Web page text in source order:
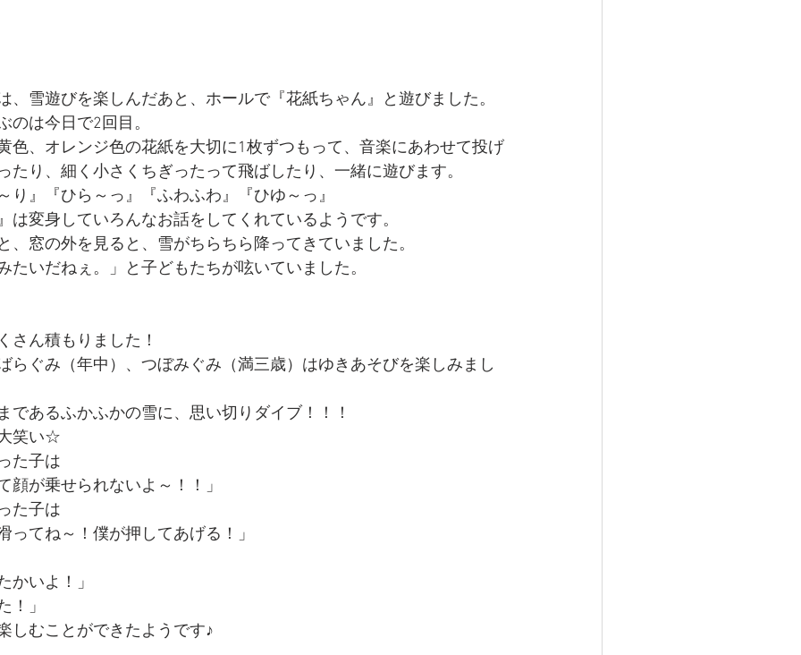
、雪遊びを楽しんだあと、ホールで『花紙ちゃん』と遊びました。
のは今日で2回目。
色、オレンジ色の花紙を大切に1枚ずつもって、音楽にあわせて投げ
たり、細く小さくちぎったって飛ばしたり、一緒に遊びます。
り』『ひら～っ』『ふわふわ』『ひゆ～っ』
は変身していろんなお話をしてくれているようです。
、窓の外を見ると、雪がちらちら降ってきていました。
たいだねぇ。」と子どもたちが呟いていました。
さん積もりました！
らぐみ（年中）、つぼみぐみ（満三歳）はゆきあそびを楽しみまし
であるふかふかの雪に、思い切りダイブ！！！
笑い☆
た子は
顔が乗せられないよ～！！」
た子は
ってね～！僕が押してあげる！」
かいよ！」
！」
しむことができたようです♪